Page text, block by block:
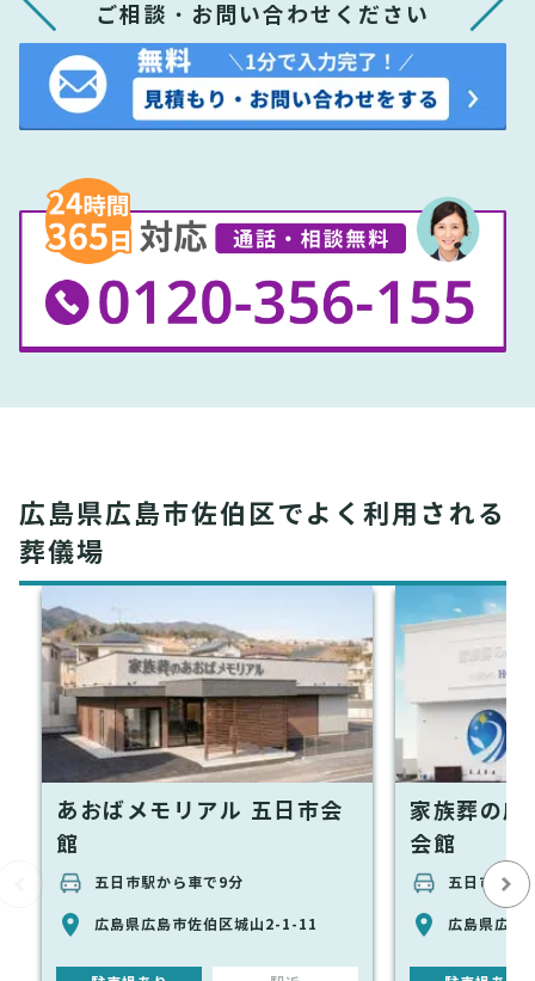
ご相談・お問い合わせください
広島県広島市佐伯区でよく利用される
葬儀場
あおばメモリアル 五日市会
館
五日市駅から車で9分
広島県広島市佐伯区城山2-1-11
家族葬の
会館
五日市駅か
広島県広島